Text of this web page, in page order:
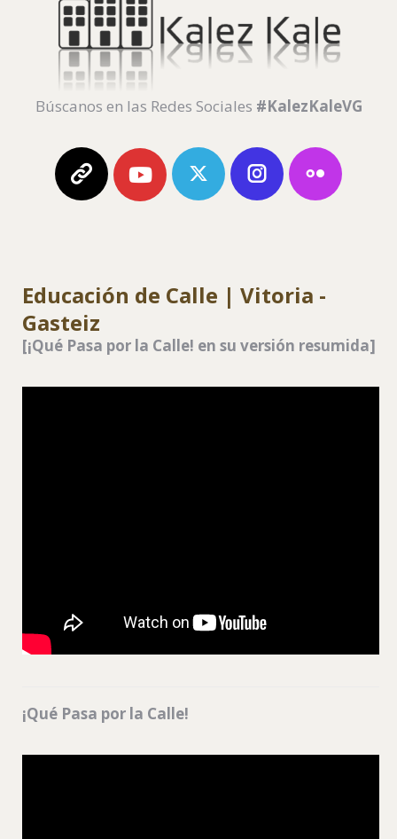
Búscanos en las Redes Sociales #KalezKaleVG
Web
Kalezkale
Youtube
Kalezkale
Twitter
Kalezkale
Instagram
Kalezkale
flickr
Educación de Calle | Vitoria -
Gasteiz
[¡Qué Pasa por la Calle! en su versión resumida]
¡Qué Pasa por la Calle!